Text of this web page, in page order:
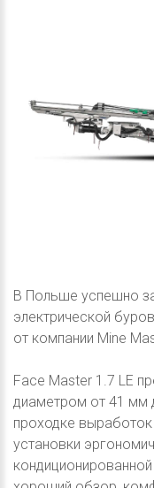
В Польше успешно
электрической
от компании Mine
Face Master 1.7 LE
диаметром от 41 мм
проходке
установки